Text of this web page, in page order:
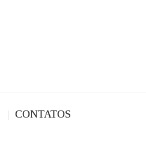
CONTATOS